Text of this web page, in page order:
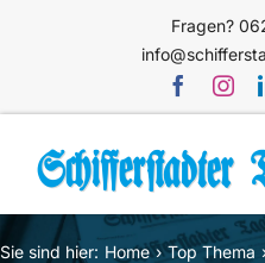
Fragen?
Home
Sie sind hier: Home Top Thema